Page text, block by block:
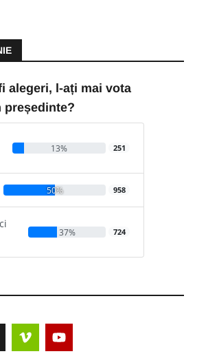
alegeri, l-ați mai vota
președinte?
13% 251
50% 958
37% 724